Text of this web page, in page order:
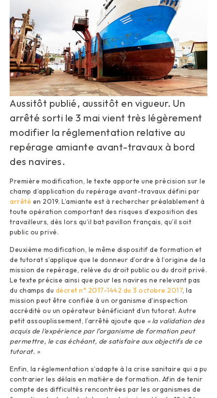
Aussitôt publié, aussitôt en vigueur. Un
arrêté sorti le 3 mai vient très légèrement
modifier la réglementation relative au
repérage amiante avant-travaux à bord
des navires.
Première modification, le texte apporte une précision sur le
champ d’application du repérage avant-travaux défini par
arrêté en 2019. L’amiante est à rechercher préalablement à
toute opération comportant des risques d’exposition des
travailleurs, dès lors qu’il bat pavillon français, qu’il soit
public ou privé.
Deuxième modification, le même dispositif de formation et
de tutorat s’applique que le donneur d’ordre à l’origine de la
mission de repérage, relève du droit public ou du droit privé.
Le texte précise ainsi que pour les navires ne relevant pas
du champs du décret n° 2017-1442 du 3 octobre 2017, la
mission peut être confiée à un organisme d’inspection
accrédité ou un opérateur bénéficiant d’un tutorat. Autre
petit assouplissement, l’arrêté ajoute que « la validation des
acquis de l’expérience par l’organisme de formation peut
permettre, le cas échéant, de satisfaire aux objectifs de ce
tutorat. »
Enfin, la réglementation s’adapte à la crise sanitaire qui a pu
contrarier les délais en matière de formation. Afin de tenir
compte des difficultés rencontrées par les organismes de